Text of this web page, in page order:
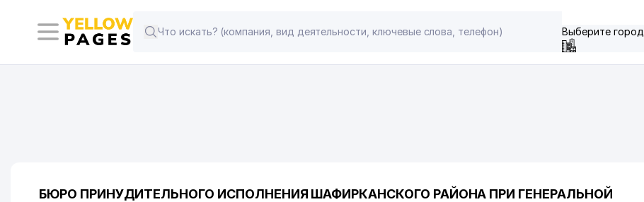
Выберите город
БЮРО ПРИНУДИТЕЛЬНОГО ИСПОЛНЕНИЯ ШАФИРКАНСКОГО РАЙОНА ПРИ ГЕНЕРАЛЬНОЙ